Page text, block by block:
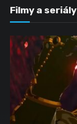
Filmy a seriály